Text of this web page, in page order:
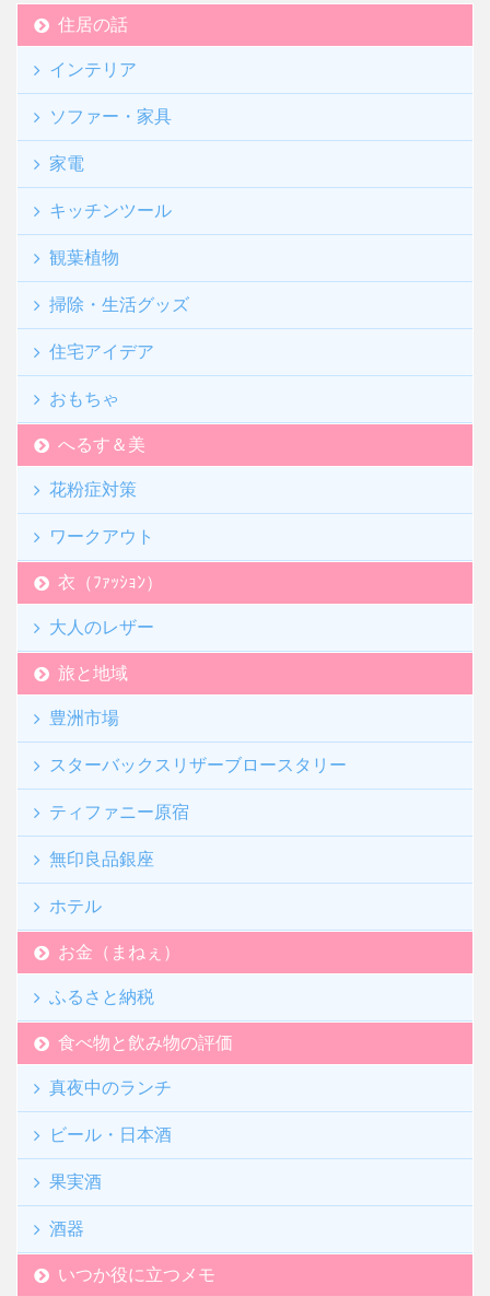
住居の話
インテリア
ソファー・家具
家電
キッチンツール
観葉植物
掃除・生活グッズ
住宅アイデア
おもちゃ
へるす＆美
花粉症対策
ワークアウト
衣（ﾌｧｯｼｮﾝ）
大人のレザー
旅と地域
豊洲市場
スターバックスリザーブロースタリー
ティファニー原宿
無印良品銀座
ホテル
お金（まねぇ）
ふるさと納税
食べ物と飲み物の評価
真夜中のランチ
ビール・日本酒
果実酒
酒器
いつか役に立つメモ